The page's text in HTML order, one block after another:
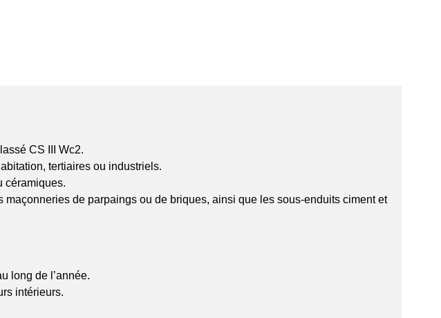
CS III Wc2.
tertiaires ou industriels.
céramiques.
de parpaings ou de briques, ainsi que les sous-enduits ciment et
long de l’année.
intérieurs.